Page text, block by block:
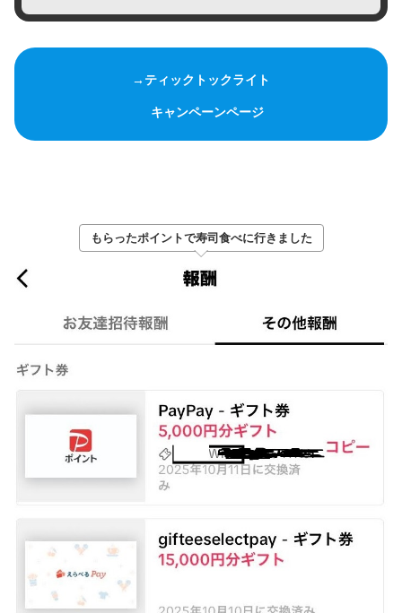
→ティックトックライト
キャンペーンページ
もらったポイントで寿司食べに行きました